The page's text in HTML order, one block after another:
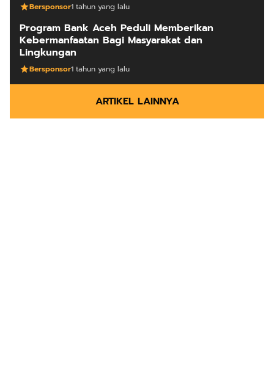
Bersponsor1 tahun yang lalu
Program Bank Aceh Peduli Memberikan
Kebermanfaatan Bagi Masyarakat dan
Lingkungan
Bersponsor1 tahun yang lalu
ARTIKEL LAINNYA